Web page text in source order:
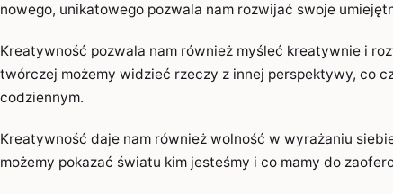
nowego, unikatowego pozwala nam rozwijać swoje
Kreatywność pozwala nam również myśleć kreatywnie i
twórczej możemy widzieć rzeczy z innej perspektywy, co
codziennym.
Kreatywność daje nam również wolność w wyrażaniu
możemy pokazać światu kim jesteśmy i co mamy do